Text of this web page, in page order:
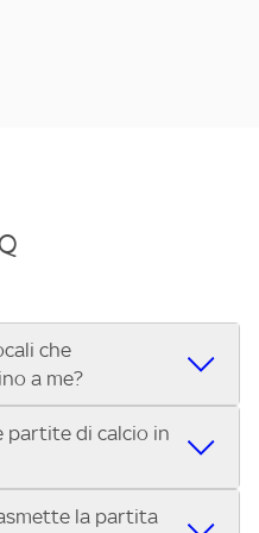
che
a me?
o locale vicino a te per
la Serie C Sky Wifi, la
Europa League, la UEFA
1®, la MotoGP™ e
partite di calcio in
mostrano le partite
la partita